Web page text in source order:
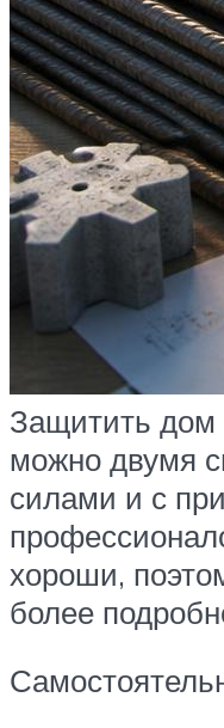
Защитить дом
можно двумя
силами и с
хороши,
более